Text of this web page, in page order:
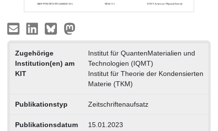
Zugehörige
Institution(en) am
KIT
Institut für QuantenMaterialien und
Technologien (IQMT)
Institut für Theorie der Kondensierten
Materie (TKM)
Publikationstyp Zeitschriftenaufsatz
Publikationsdatum 15.01.2023